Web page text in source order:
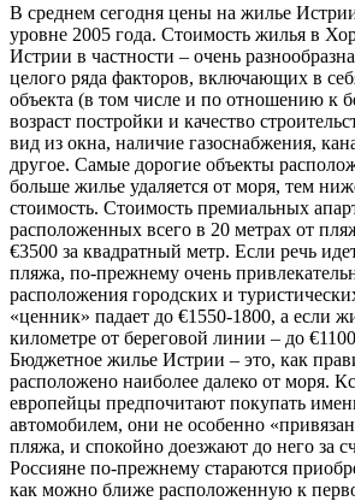
В среднем сегодня цены на жилье
уровне 2005 года. Стоимость жилья в
Истрии в частности – очень
целого ряда факторов, включающих в
объекта (в том числе и по отношению к
возраст постройки и качество
вид из окна, наличие газоснабжения,
другое. Самые дорогие объекты
больше жилье удаляется от моря, тем
стоимость. Стоимость премиальных
расположенных всего в 20 метрах от
€3500 за квадратный метр. Если речь
пляжа, по-прежнему очень
расположения городских и
«ценник» падает до €1550-1800, а если
километре от береговой линии – до
Бюджетное жилье Истрии – это, как
расположено наиболее далеко от моря.
европейцы предпочитают покупать
автомобилем, они не особенно
пляжа, и спокойно доезжают до него за
Россияне по-прежнему стараются
как можно ближе расположенную к